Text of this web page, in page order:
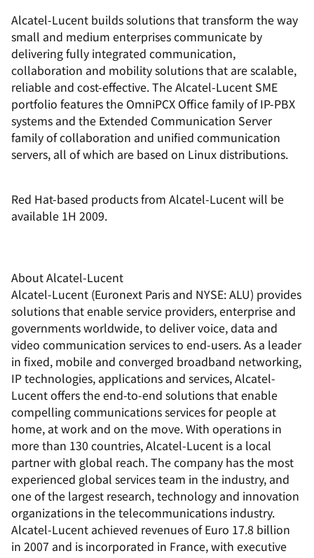
Alcatel-Lucent builds solutions that transform the way
small and medium enterprises communicate by
delivering fully integrated communication,
collaboration and mobility solutions that are scalable,
reliable and cost-effective. The Alcatel-Lucent SME
portfolio features the OmniPCX Office family of IP-PBX
systems and the Extended Communication Server
family of collaboration and unified communication
servers, all of which are based on Linux distributions.
Red Hat-based products from Alcatel-Lucent will be
available 1H 2009.
About Alcatel-Lucent
Alcatel-Lucent (Euronext Paris and NYSE: ALU) provides
solutions that enable service providers, enterprise and
governments worldwide, to deliver voice, data and
video communication services to end-users. As a leader
in fixed, mobile and converged broadband networking,
IP technologies, applications and services, Alcatel-
Lucent offers the end-to-end solutions that enable
compelling communications services for people at
home, at work and on the move. With operations in
more than 130 countries, Alcatel-Lucent is a local
partner with global reach. The company has the most
experienced global services team in the industry, and
one of the largest research, technology and innovation
organizations in the telecommunications industry.
Alcatel-Lucent achieved revenues of Euro 17.8 billion
in 2007 and is incorporated in France, with executive